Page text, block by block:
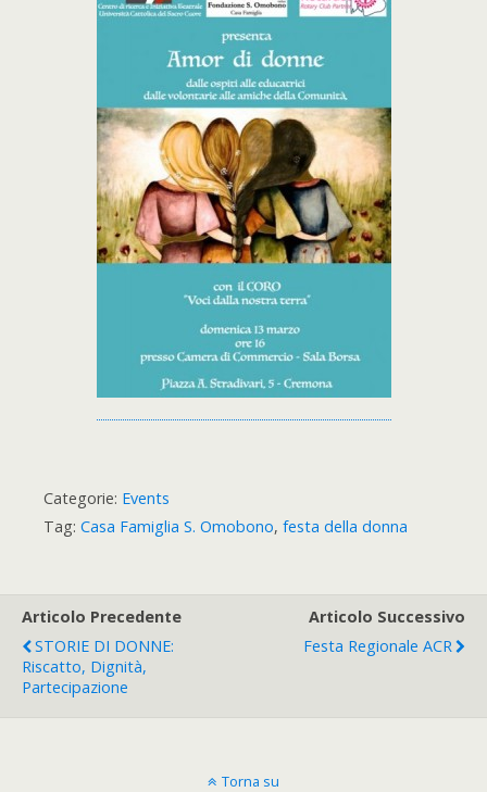
Categorie: Events
Tag: Casa Famiglia S. Omobono, festa della donna
Articolo Precedente
STORIE DI DONNE:
Riscatto, Dignità,
Partecipazione
Articolo Successivo
Festa Regionale ACR
Torna su